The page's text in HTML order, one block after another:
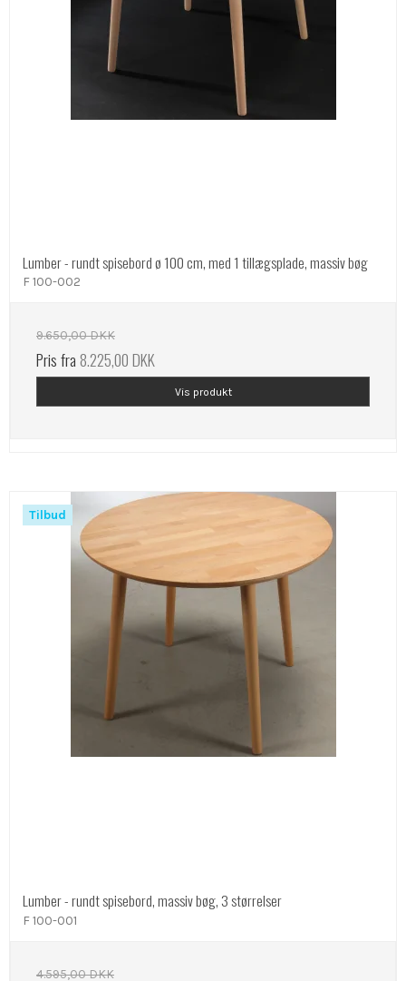
Lumber - rundt spisebord ø 100 cm, med 1 tillægsplade, massiv bøg
F 100-002
9.650,00 DKK
Pris fra8.225,00 DKK
Vis produkt
Tilbud
Lumber - rundt spisebord, massiv bøg, 3 størrelser
F 100-001
4.595,00 DKK